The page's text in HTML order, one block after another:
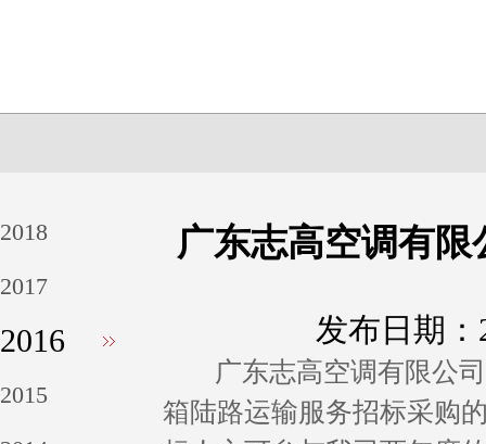
2018
2017
2016
2015
广东志高空调有
发布日期
广东志高空调有限公司
箱陆路运输服务招标采购